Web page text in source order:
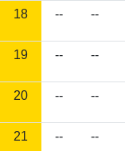
18 -- --
19 -- --
20 -- --
21 -- --